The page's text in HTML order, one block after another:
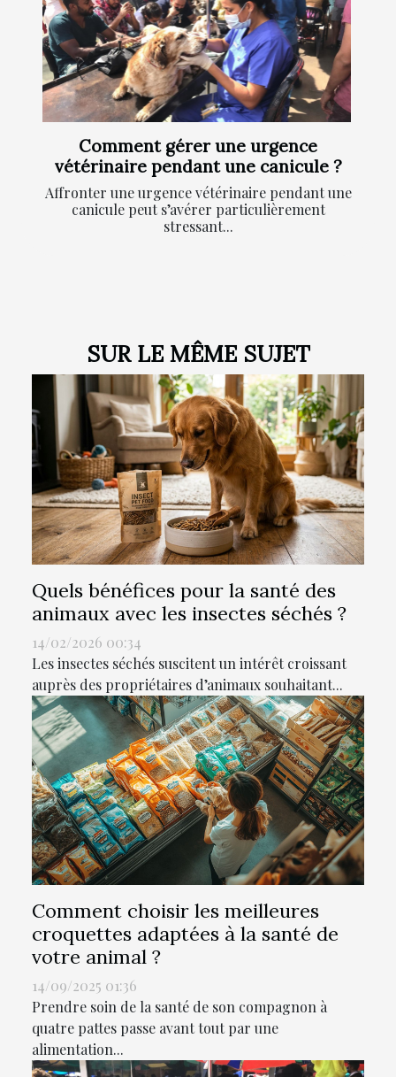
Comment gérer une urgence
vétérinaire pendant une canicule ?
Affronter une urgence vétérinaire pendant une
canicule peut s’avérer particulièrement
stressant...
SUR LE MÊME SUJET
Quels bénéfices pour la santé des
animaux avec les insectes séchés ?
14/02/2026 00:34
Les insectes séchés suscitent un intérêt croissant
auprès des propriétaires d’animaux souhaitant...
Comment choisir les meilleures
croquettes adaptées à la santé de
votre animal ?
14/09/2025 01:36
Prendre soin de la santé de son compagnon à
quatre pattes passe avant tout par une
alimentation...